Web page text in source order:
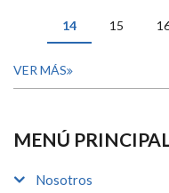
14 15
VER MÁS
MENÚ
Nosotros